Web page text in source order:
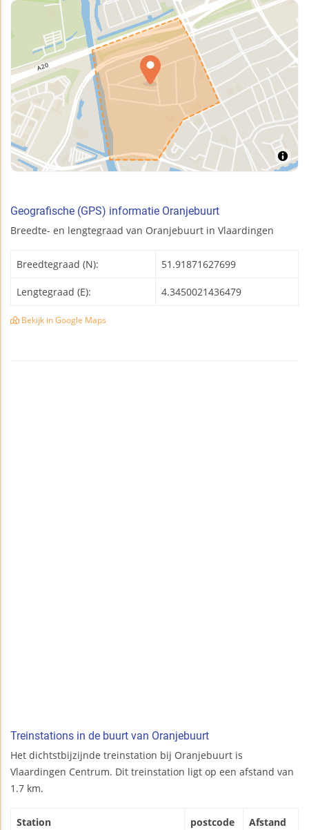
Geografische (GPS) informatie Oranjebuurt
Breedte- en lengtegraad van Oranjebuurt in Vlaardingen
Breedtegraad (N): 51.91871627699
Lengtegraad (E): 4.3450021436479
Bekijk in Google Maps
Treinstations in de buurt van Oranjebuurt
Het dichtstbijzijnde treinstation bij Oranjebuurt is
Vlaardingen Centrum. Dit treinstation ligt op een afstand van
1.7 km.
Station postcode Afstand